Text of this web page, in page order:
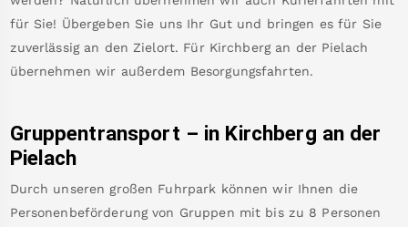
für Sie! Übergeben Sie uns Ihr Gut und bringen es für Sie
zuverlässig an den Zielort. Für Kirchberg an der Pielach
übernehmen wir außerdem Besorgungsfahrten.
Gruppentransport – in Kirchberg an der
Pielach
Durch unseren großen Fuhrpark können wir Ihnen die
Personenbeförderung von Gruppen mit bis zu 8 Personen